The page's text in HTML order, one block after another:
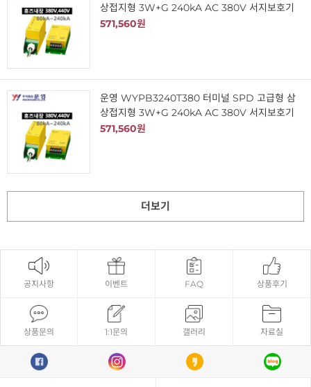
상접지형 3W+G 240kA AC 380V 서지보호기
571,560원
운영 WYPB3240T380 터미널 SPD 고급형 삼
상접지형 3W+G 240kA AC 380V 서지보호기
571,560원
더보기
공지사항 이벤트 FAQ 상품후기
상품문의 1:1문의 갤러리 자료실